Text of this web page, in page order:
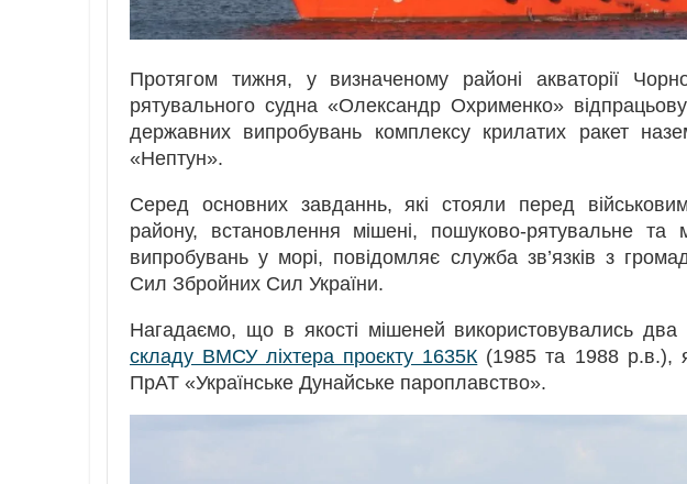
Протягом тижня, у визначеному районі акваторії
рятувального судна «Олександр Охрименко»
державних випробувань комплексу крилатих ракет
«Нептун».
Серед основних завданнь, які стояли перед
району, встановлення мішені, пошуково-рятувальне та
випробувань у морі, повідомляє служба зв’язків з
Сил Збройних Сил України.
Нагадаємо, що в якості мішеней використовувались
складу ВМСУ ліхтера проєкту 1635К (1985 та 1988 р.в.),
ПрАТ «Українське Дунайське пароплавство».